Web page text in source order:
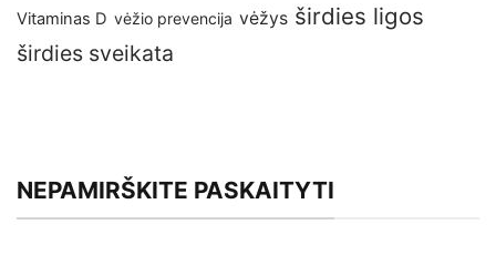
Vitaminas D vėžio prevencija vėžys širdies ligos
širdies sveikata
NEPAMIRŠKITE PASKAITYTI